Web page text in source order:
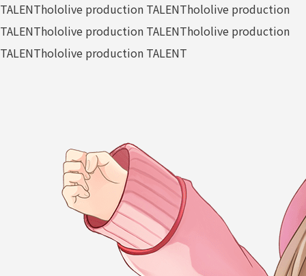
TALENThololive production TALENThololive production
TALENThololive production TALENThololive production
TALENThololive production TALENT